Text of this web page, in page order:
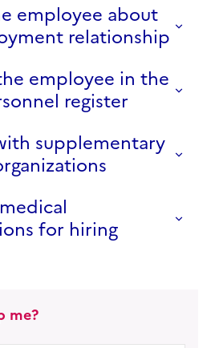
employee about
relationship
employee in the
register
supplementary
for hiring
me?